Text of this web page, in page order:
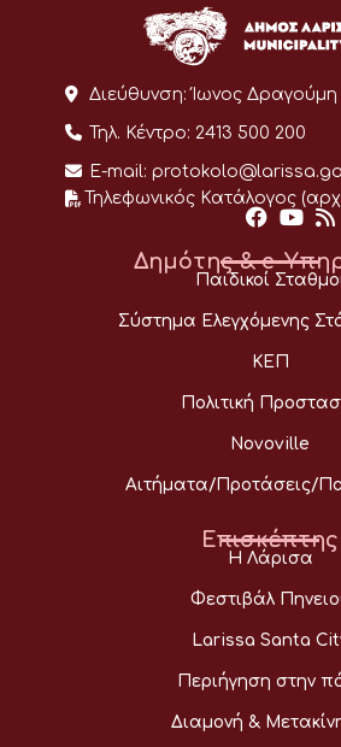
Διεύθυνση: Ίωνος Δραγούμη
Τηλ. Κέντρο: 2413 500 200
E-mail:
Τηλεφωνικός Κατάλογος
Δημότης & e-
Παιδικοί
Σύστημα Ελεγχόμενης
ΚΕΠ
Πολιτική
Novoville
Αιτήματα/Προτάσεις/
Επισκέπτης
Η Λάρισα
Φεστιβάλ
Larissa Santa
Περιήγηση στην
Διαμονή &